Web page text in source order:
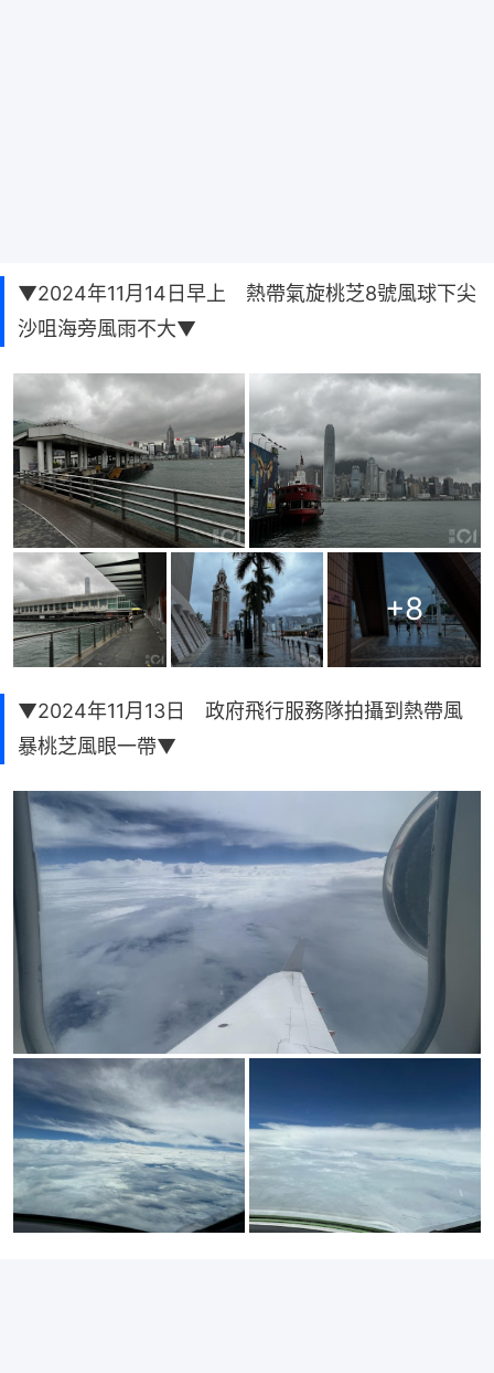
▼2024年11月14日早上 熱帶氣旋桃芝8號風球下尖
沙咀海旁風雨不大▼
+8
▼2024年11月13日 政府飛行服務隊拍攝到熱帶風
暴桃芝風眼一帶▼